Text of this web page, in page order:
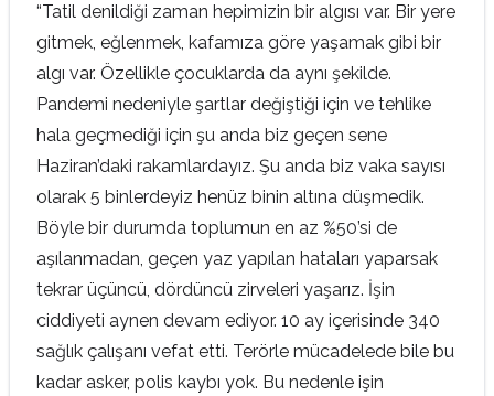
“Tatil denildiği zaman hepimizin bir algısı var. Bir yere
gitmek, eğlenmek, kafamıza göre yaşamak gibi bir
algı var. Özellikle çocuklarda da aynı şekilde.
Pandemi nedeniyle şartlar değiştiği için ve tehlike
hala geçmediği için şu anda biz geçen sene
Haziran’daki rakamlardayız. Şu anda biz vaka sayısı
olarak 5 binlerdeyiz henüz binin altına düşmedik.
Böyle bir durumda toplumun en az %50’si de
aşılanmadan, geçen yaz yapılan hataları yaparsak
tekrar üçüncü, dördüncü zirveleri yaşarız. İşin
ciddiyeti aynen devam ediyor. 10 ay içerisinde 340
sağlık çalışanı vefat etti. Terörle mücadelede bile bu
kadar asker, polis kaybı yok. Bu nedenle işin